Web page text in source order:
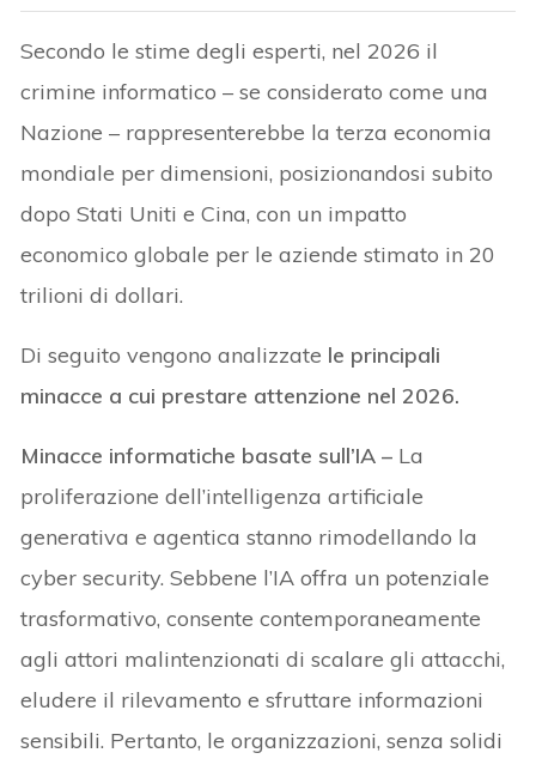
Secondo le stime degli esperti, nel 2026 il
crimine informatico – se considerato come una
Nazione – rappresenterebbe la terza economia
mondiale per dimensioni, posizionandosi subito
dopo Stati Uniti e Cina, con un impatto
economico globale per le aziende stimato in 20
trilioni di dollari.
Di seguito vengono analizzate le principali
minacce a cui prestare attenzione nel 2026.
Minacce informatiche basate sull’IA – La
proliferazione dell’intelligenza artificiale
generativa e agentica stanno rimodellando la
cyber security. Sebbene l’IA offra un potenziale
trasformativo, consente contemporaneamente
agli attori malintenzionati di scalare gli attacchi,
eludere il rilevamento e sfruttare informazioni
sensibili. Pertanto, le organizzazioni, senza solidi